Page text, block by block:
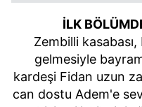
İLK
Zembilli
gelmesiyle
kardeşi Fidan uzun
can dostu Adem'e